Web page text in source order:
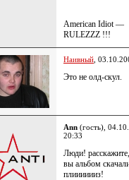
American Idiot —
RULEZZZ !!!
Наивный ,
Это не олд-скул.
Ann (гость),
20:33
Люди!
вы альбом
плииииииз!